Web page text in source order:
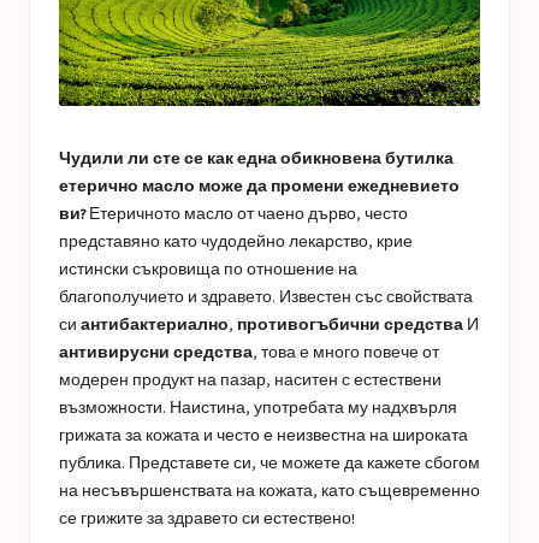
Чудили ли сте се как една обикновена бутилка
етерично масло може да промени ежедневието
ви?Етеричното масло от чаено дърво, често
представяно като чудодейно лекарство, крие
истински съкровища по отношение на
благополучието и здравето. Известен със свойствата
си антибактериално, противогъбични средства И
антивирусни средства, това е много повече от
модерен продукт на пазар, наситен с естествени
възможности. Наистина, употребата му надхвърля
грижата за кожата и често е неизвестна на широката
публика. Представете си, че можете да кажете сбогом
на несъвършенствата на кожата, като същевременно
се грижите за здравето си естествено!